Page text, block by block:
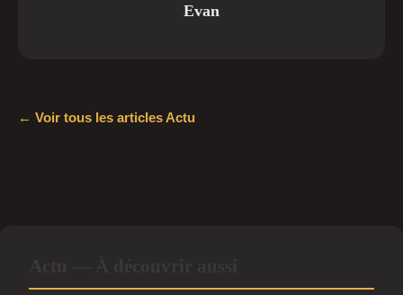
Evan
← Voir tous les articles Actu